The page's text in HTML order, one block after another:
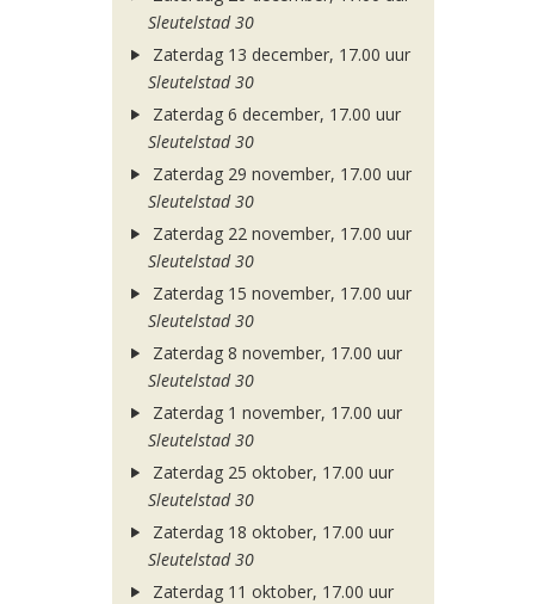
Sleutelstad 30
Zaterdag 13 december, 17.00 uur
Sleutelstad 30
Zaterdag 6 december, 17.00 uur
Sleutelstad 30
Zaterdag 29 november, 17.00 uur
Sleutelstad 30
Zaterdag 22 november, 17.00 uur
Sleutelstad 30
Zaterdag 15 november, 17.00 uur
Sleutelstad 30
Zaterdag 8 november, 17.00 uur
Sleutelstad 30
Zaterdag 1 november, 17.00 uur
Sleutelstad 30
Zaterdag 25 oktober, 17.00 uur
Sleutelstad 30
Zaterdag 18 oktober, 17.00 uur
Sleutelstad 30
Zaterdag 11 oktober, 17.00 uur